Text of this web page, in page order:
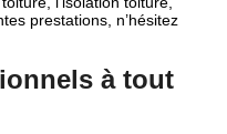
prestations, n’hésitez
à tout